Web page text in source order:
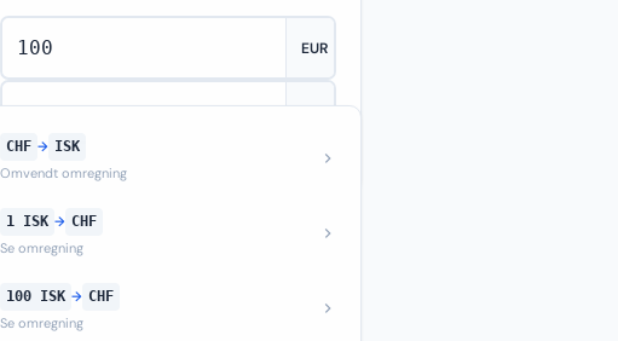
CHF → ISK
Omvendt omregning
1 ISK → CHF
Se omregning
100 ISK → CHF
Se omregning